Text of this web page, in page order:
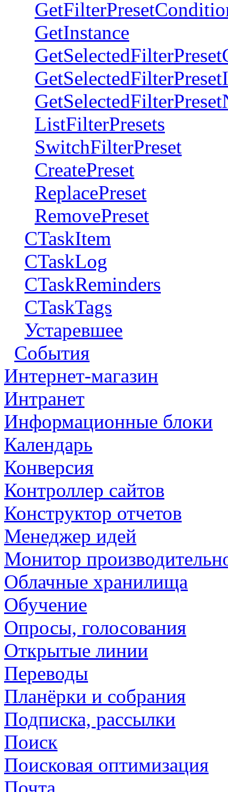
GetInstance
ListFilterPresets
SwitchFilterPreset
СreatePreset
ReplacePreset
RemovePreset
CTaskItem
CTaskLog
CTaskReminders
CTaskTags
Устаревшее
События
Интернет-магазин
Интранет
Информационные блоки
Календарь
Конверсия
Контроллер сайтов
Конструктор отчетов
Менеджер идей
Монитор
Облачные хранилища
Обучение
Опросы, голосования
Открытые линии
Переводы
Планёрки и собрания
Подписка, рассылки
Поиск
Поисковая оптимизация